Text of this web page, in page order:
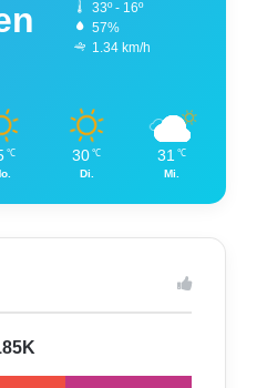
33º - 16º
57%
1.34 km/h
℃ 30 ℃
Di.
31 ℃
Mi.